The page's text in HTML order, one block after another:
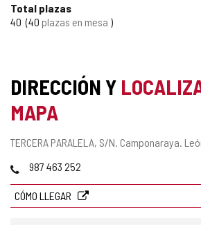
Total plazas
40 40 plazas en mesa
DIRECCIÓN Y
MAPA
Dirección
TERCERA PARALELA, S/N. Camponaraya.
Teléfonos
987 463 252
CÓMO LLEGAR